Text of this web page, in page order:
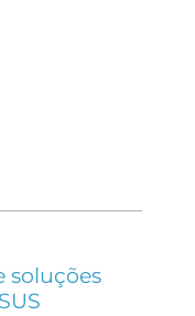
soluções